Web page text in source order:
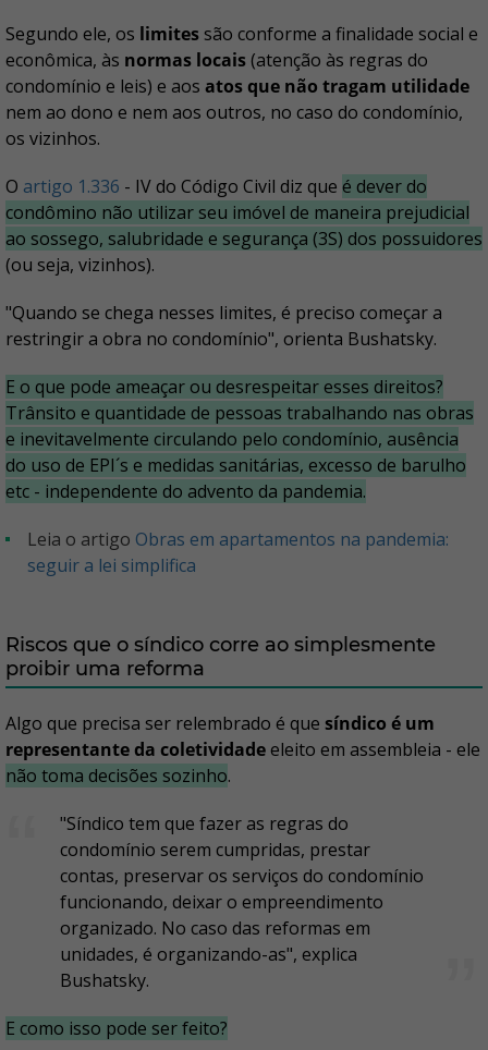
Segundo ele, os limites são conforme a finalidade social e
econômica, às normas locais(atenção às regras do
condomínio e leis) e aos atos que não tragam utilidade
nem ao dono e nem aos outros, no caso do condomínio,
os vizinhos.
O artigo 1.336 - IV do Código Civil diz que é dever do
condômino não utilizar seu imóvel de maneira prejudicial
ao sossego, salubridade e segurança (3S) dos possuidores
(ou seja, vizinhos).
"Quando se chega nesses limites, é preciso começar a
restringir a obra no condomínio", orienta Bushatsky.
E o que pode ameaçar ou desrespeitar esses direitos?
Trânsito e quantidade de pessoas trabalhando nas obras
e inevitavelmente circulando pelo condomínio, ausência
do uso de EPI´s e medidas sanitárias, excesso de barulho
etc - independente do advento da pandemia.
Leia o artigo Obras em apartamentos na pandemia:
seguir a lei simplifica
Riscos que o síndico corre ao simplesmente
proibir uma reforma
Algo que precisa ser relembrado é que síndico é um
representante da coletividadeeleito em assembleia - ele
não toma decisões sozinho.
"Síndico tem que fazer as regras do
condomínio serem cumpridas, prestar
contas, preservar os serviços do condomínio
funcionando, deixar o empreendimento
organizado. No caso das reformas em
unidades, é organizando-as", explica
Bushatsky.
E como isso pode ser feito?